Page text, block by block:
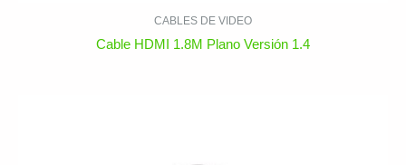
CABLES DE VIDEO
Cable HDMI 1.8M Plano Versión 1.4